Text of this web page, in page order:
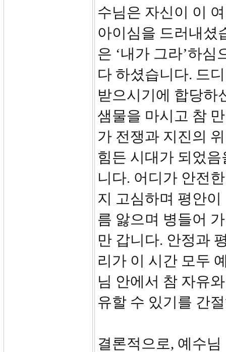
수님은 자신이 이
아이심을 드러내셨
은 ‘내가 그라’하
다 하셨습니다. 드
받으시기에 합당하
샘물을 마시고 참
가 전쟁과 지진의
힘든 시대가 되었
니다. 어디가 안전
지 고심하며 평안
름 앓으며 병들어
만 갑니다. 안정과
리가 이 시간 모두
님 안에서 참 자유
유할 수 있기를 간
결론적으로, 예수